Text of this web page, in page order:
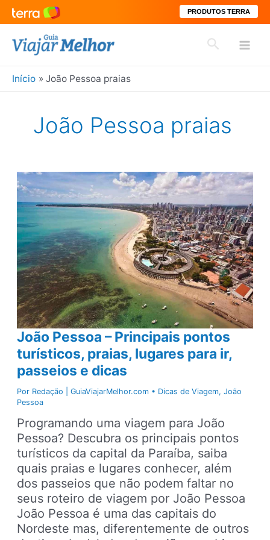
PRODUTOS TERRA
para
conteúdo
Pesquisar
Início João Pessoa praias
João Pessoa praias
João Pessoa – Principais pontos
turísticos, praias, lugares para ir,
passeios e dicas
Por Redação | GuiaViajarMelhor.com • Dicas de Viagem,João
Pessoa
Programando uma viagem para João
Pessoa? Descubra os principais pontos
turísticos da capital da Paraíba, saiba
quais praias e lugares conhecer, além
dos passeios que não podem faltar no
seus roteiro de viagem por João Pessoa
João Pessoa é uma das capitais do
Nordeste mas, diferentemente de outros